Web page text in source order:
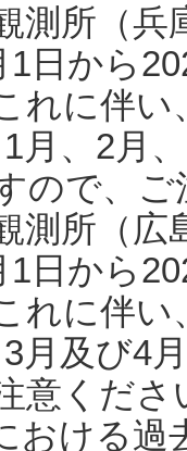
測所（
1日から
れに伴い
月、2月
ので、
測所（
1日から
れに伴い
月及び4
意くだ
おける過